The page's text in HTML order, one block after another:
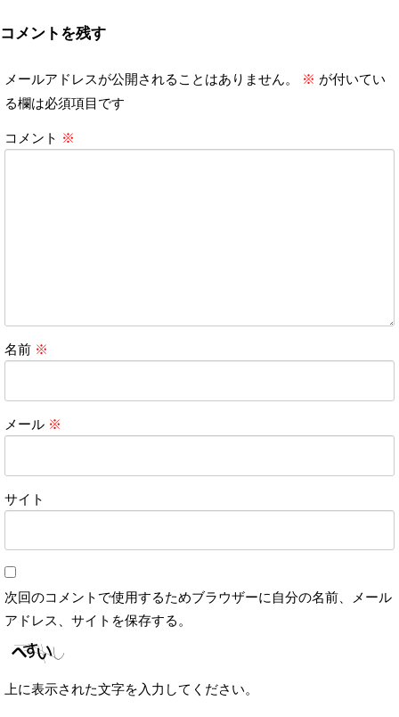
コメントを残す
メールアドレスが公開されることはありません。 ※ が付いてい
る欄は必須項目です
コメント ※
名前 ※
メール ※
サイト
次回のコメントで使用するためブラウザーに自分の名前、メール
アドレス、サイトを保存する。
上に表示された文字を入力してください。